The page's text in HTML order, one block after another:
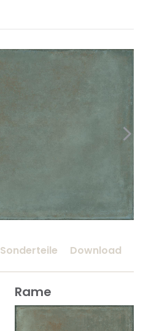
Sonderteile Download
Rame